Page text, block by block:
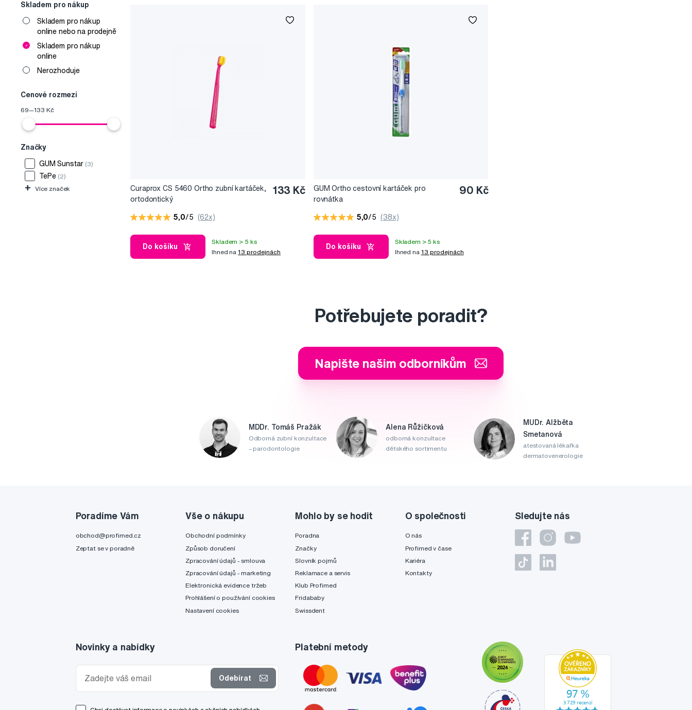
Skladem pro nákup
Skladem pro nákup
online nebo na prodejně
Skladem pro nákup
online
Nerozhoduje
Cenové rozmezí
69—133 Kč
Značky
GUM Sunstar (3)
TePe (2)
+ Více značek
Curaprox CS 5460 Ortho zubní kartáček,
ortodontický
133 Kč
5,0/5 (62x)
Do košíku
Skladem > 5 ks
Ihned na13 prodejnách
GUM Ortho cestovní kartáček pro
rovnátka
90 Kč
5,0/5 (38x)
Do košíku
Skladem > 5 ks
Ihned na 13 prodejnách
Potřebujete poradit?
Napište našim odborníkům
MDDr. Tomáš Pražák
Odborná zubní konzultace
– parodontologie
Alena Růžičková
odborná konzultace
dětského sortimentu
MUDr. Alžběta
Smetanová
atestovaná lékařka
dermatovenerologie
Sledujte nás
Poradíme Vám
obchod@profimed.cz
Zeptat se v poradně
Vše o nákupu
Obchodní podmínky
Způsob doručení
Zpracování údajů - smlouva
Zpracování údajů - marketing
Elektronická evidence tržeb
Prohlášení o používání cookies
Nastavení cookies
Mohlo by se hodit
Poradna
Značky
Slovník pojmů
Reklamace a servis
Klub Profimed
Fridababy
Swissdent
O společnosti
O nás
Profimed v čase
Kariéra
Kontakty
Novinky a nabídky
Odebírat
Platební metody